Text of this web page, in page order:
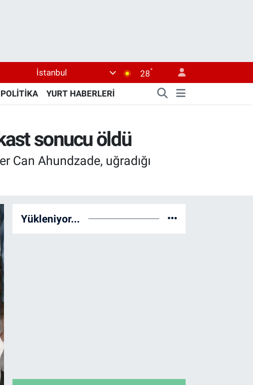
İstanbul 28°
POLİTİKA YURT HABERLERİ
sonucu öldü
Ahundzade, uğradığı
Yükleniyor...